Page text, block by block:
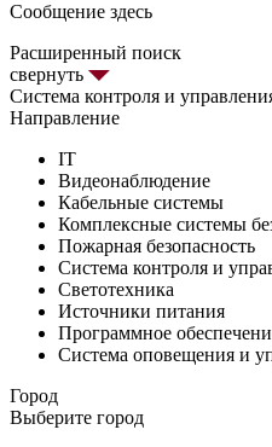
Сообщение здесь
Расширенный поиск
свернуть
Система контроля и
Направление
IT
Видеонаблюдение
Кабельные системы
Комплексные системы
Пожарная безопасность
Система контроля и
Светотехника
Источники питания
Программное
Система оповещения и
Город
Выберите город